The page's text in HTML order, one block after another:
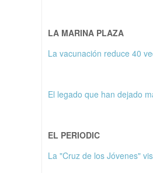
LA MARINA PLAZA
La vacunación reduce 40
El legado que han dejado
EL PERIODIC
La "Cruz de los Jóvenes"